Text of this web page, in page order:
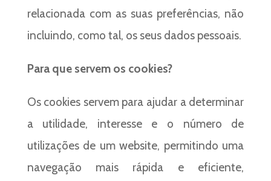
relacionada com as suas preferências, não
incluindo, como tal, os seus dados pessoais.
Para que servem os cookies?
Os cookies servem para ajudar a determinar
a utilidade, interesse e o número de
utilizações de um website, permitindo uma
navegação mais rápida e eficiente,